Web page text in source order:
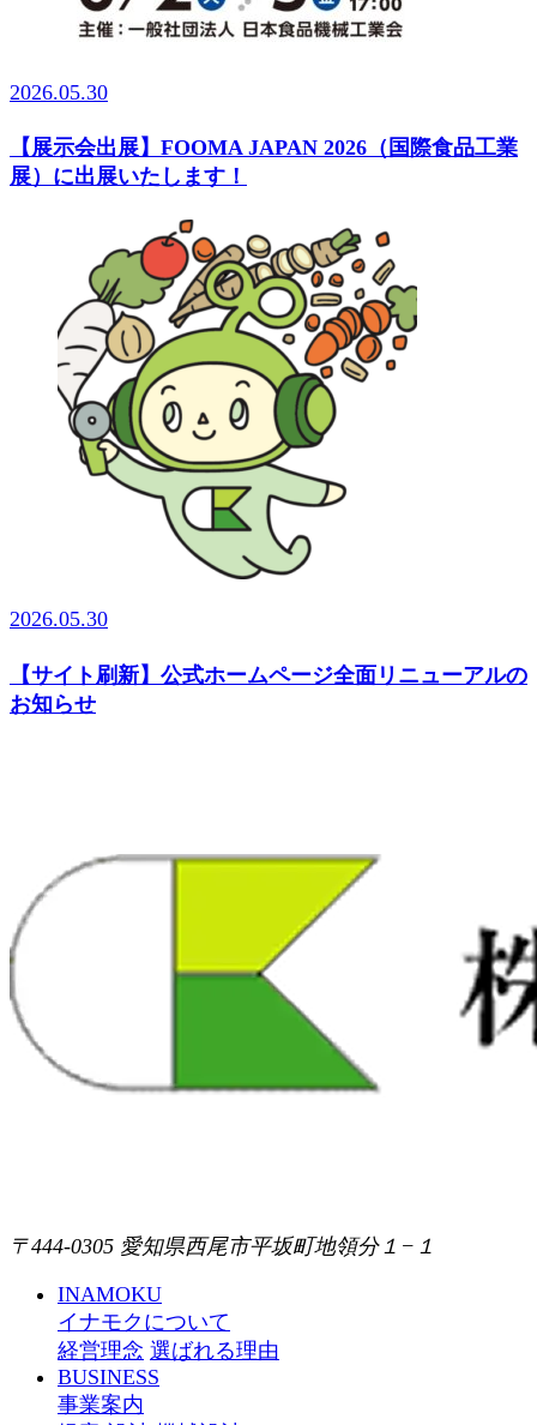
2026.05.30
【展示会出展】FOOMA JAPAN 2026（国際食品工業
展）に出展いたします！
2026.05.30
【サイト刷新】公式ホームページ全面リニューアルの
お知らせ
〒444-0305 愛知県西尾市平坂町地領分１−１
INAMOKU
イナモクについて
経営理念 選ばれる理由
BUSINESS
事業案内